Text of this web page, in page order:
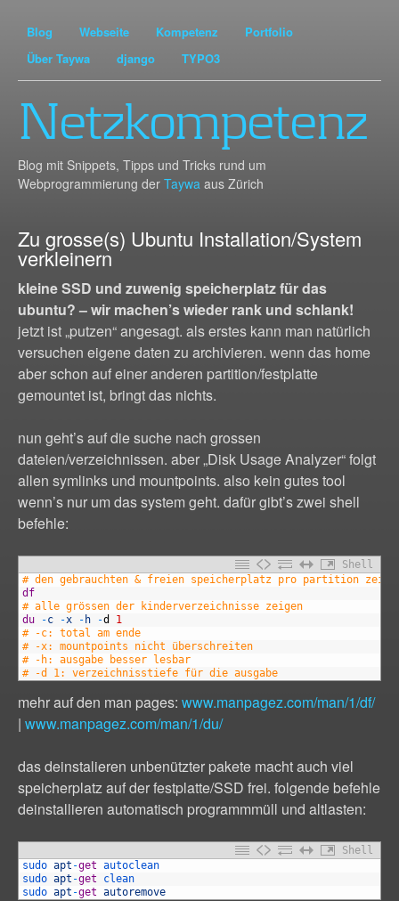
Blog Webseite Kompetenz
Portfolio
Über Taywa
django TYPO3
Netzkompetenz
Blog mit Snippets, Tipps und Tricks rund um
Webprogrammierung der Taywa aus Zürich
Zu grosse(s) Ubuntu Installation/System
verkleinern
kleine SSD und zuwenig speicherplatz für das
ubuntu? – wir machen’s wieder rank und schlank!
jetzt ist „putzen“ angesagt. als erstes kann man natürlich
versuchen eigene daten zu archivieren. wenn das home
aber schon auf einer anderen partition/festplatte
gemountet ist, bringt das nichts.
nun geht’s auf die suche nach grossen
dateien/verzeichnissen. aber „Disk Usage Analyzer“ folgt
allen symlinks und mountpoints. also kein gutes tool
wenn’s nur um das system geht. dafür gibt’s zwei shell
befehle:
Shell
# den gebrauchten & freien speicherplatz pro partition
df
# alle grössen der kinderverzeichnisse zeigen
du
-c -x - h -d
1
# -c: total am ende
# -x: mountpoints nicht überschreiten
# -h: ausgabe besser lesbar
# -d 1: verzeichnisstiefe für die ausgabe
mehr auf den man pages: www.manpagez.com/man/1/df/
| www.manpagez.com/man/1/du/
das deinstalieren unbenützter pakete macht auch viel
speicherplatz auf der festplatte/SSD frei. folgende befehle
deinstallieren automatisch programmmüll und altlasten:
Shell
sudo apt -get autoclean
sudo apt -get
clean
sudo apt -get autoremove